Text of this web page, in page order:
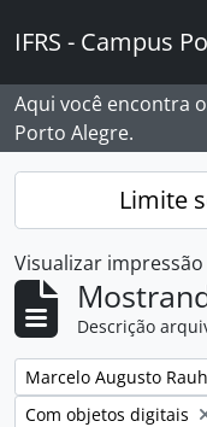
IFRS - Campus
Aqui você encontra
Porto Alegre.
Limite
Visualizar impressão
Descrição
Remover filtro:
Marcelo Augusto
Remover filtro:
Com objetos digitais